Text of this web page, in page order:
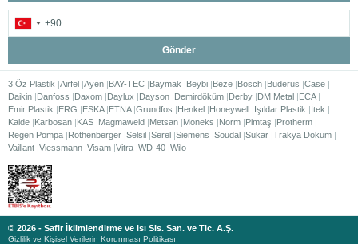
Gönder
3 Öz Plastik Airfel Ayen BAY-TEC Baymak Beybi Beze Bosch Buderus Case
Daikin Danfoss Daxom Daylux Dayson Demirdöküm Derby DM Metal ECA
Emir Plastik
ERG ESKA ETNA Grundfos Henkel Honeywell Işıldar Plastik
İtek
Kalde Karbosan KAS Magmaweld Metsan Moneks Norm Pimtaş
Protherm
Regen Pompa Rothenberger Selsil Serel Siemens Soudal Sukar Trakya Döküm
Vaillant Viessmann Visam Vitra WD-40 Wilo
© 2026 - Safir İklimlendirme ve Isı Sis. San. ve Tic. A.Ş.
Gizlilik ve Kişisel Verilerin Korunması Politikası